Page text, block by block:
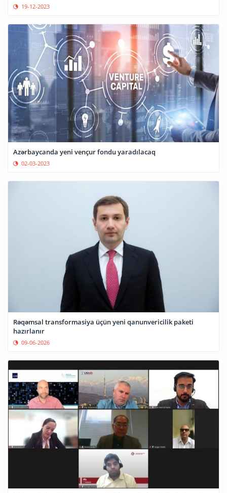
19-12-2023
Azərbaycanda yeni vençur fondu yaradılacaq
02-03-2023
Rəqəmsal transformasiya üçün yeni qanunvericilik paketi
hazırlanır
09-06-2026